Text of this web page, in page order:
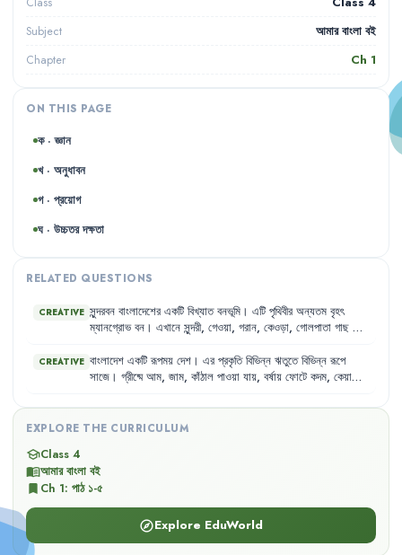
Subject আমার বাংলা বই
Chapter Ch 1
ON THIS PAGE
ক · জ্ঞান
খ · অনুধাবন
গ · প্রয়োগ
ঘ · উচ্চতর দক্ষতা
RELATED QUESTIONS
CREATIVE সুন্দরবন বাংলাদেশের একটি বিখ্যাত বনভূমি । এটি পৃথিবীর অন্যতম বৃহৎ
ম্যানগ্রোভ বন । এখানে সুন্দরী, গেওয়া, গরান, কেওড়া, গোলপাতা গাছ দেখা
পাখি বাস করে।
CREATIVE বাংলাদেশ একটি রূপময় দেশ । এর প্রকৃতি বিভিন্ন ঋতুতে বিভিন্ন রূপে
সাজে । গ্রীষ্মে আম, জাম, কাঁঠাল পাওয়া যায়, বর্ষায় ফোটে কদম, কেয়া।
শীতকালে গাছের পাতা ঝরে যায় আর বসন্তে শিমুল, পলাশ, কৃষ্ণচূড়া
ফোটে । এ দেশের নদ-নদী,
EXPLORE THE CURRICULUM
schoolClass 4
menu_bookআমার বাংলা বই
bookmark Ch 1: পাঠ ১-৫
exploreExplore EduWorld